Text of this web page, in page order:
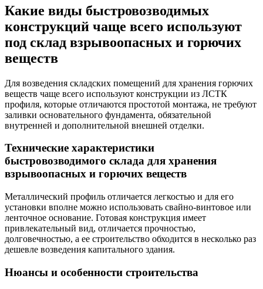
Какие виды быстровозводимых
конструкций чаще всего используют
под склад взрывоопасных и горючих
веществ
Для возведения складских помещений для хранения горючих
веществ чаще всего используют конструкции из ЛСТК
профиля, которые отличаются простотой монтажа, не требуют
заливки основательного фундамента, обязательной
внутренней и дополнительной внешней отделки.
Технические характеристики
быстровозводимого склада для хранения
взрывоопасных и горючих веществ
Металлический профиль отличается легкостью и для его
установки вполне можно использовать свайно-винтовое или
ленточное основание. Готовая конструкция имеет
привлекательный вид, отличается прочностью,
долговечностью, а ее строительство обходится в несколько раз
дешевле возведения капитального здания.
Нюансы и особенности строительства